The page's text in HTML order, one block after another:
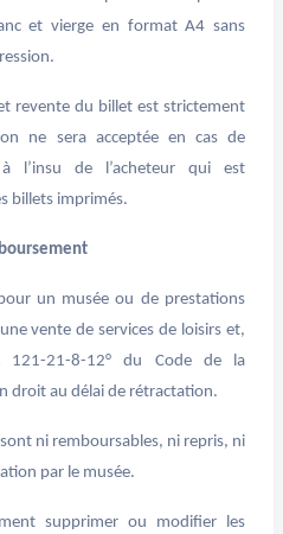
et vierge en format A4 sans
revente du billet est strictement
ne sera acceptée en cas de
l’insu de l’acheteur qui est
billets imprimés.
un musée ou de prestations
vente de services de loisirs et,
121-21-8-12° du Code de la
droit au délai de rétractation.
ni remboursables, ni repris, ni
par le musée.
supprimer ou modifier les